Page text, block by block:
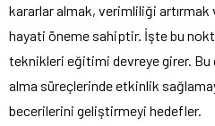
kararlar almak, verimliliği artırmak
hayati öneme sahiptir. İşte bu
teknikleri eğitimi devreye girer. Bu
alma süreçlerinde etkinlik
becerilerini geliştirmeyi hedefler.